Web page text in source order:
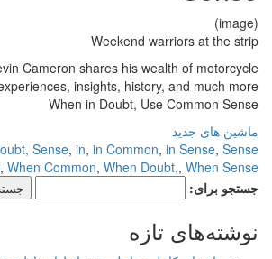
Weekend warriors at the strip
Cameron shares his wealth of motorcycle
experiences, insights, history, and much more.
When in Doubt, Use Common Sense
ماشین های جدید
Doubt, Sense, in, in Common, in Sense,Sense
,When Common,When Doubt,,When Sense
جستجو برای:
نوشته‌های تازه